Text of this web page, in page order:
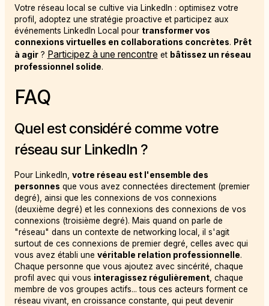
Votre réseau local se cultive via LinkedIn : optimisez votre
profil, adoptez une stratégie proactive et participez aux
événements LinkedIn Local pour transformer vos
connexions virtuelles en collaborations concrètes. Prêt
à agir? Participez à une rencontre et bâtissez un réseau
professionnel solide.
FAQ
Quel est considéré comme votre
réseau sur LinkedIn ?
Pour LinkedIn, votre réseau est l'ensemble des
personnes que vous avez connectées directement (premier
degré), ainsi que les connexions de vos connexions
(deuxième degré) et les connexions des connexions de vos
connexions (troisième degré). Mais quand on parle de
"réseau" dans un contexte de networking local, il s'agit
surtout de ces connexions de premier degré, celles avec qui
vous avez établi une véritable relation professionnelle.
Chaque personne que vous ajoutez avec sincérité, chaque
profil avec qui vous interagissez régulièrement, chaque
membre de vos groupes actifs... tous ces acteurs forment ce
réseau vivant, en croissance constante, qui peut devenir